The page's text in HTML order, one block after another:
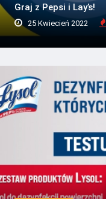
Graj z Pepsi i Lay’s!
25 Kwiecień 2022